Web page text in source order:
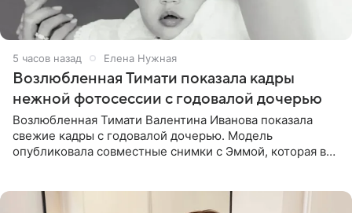
5 часов назад Елена Нужная
Возлюбленная Тимати показала кадры
нежной фотосессии с годовалой дочерью
Возлюбленная Тимати Валентина Иванова показала
свежие кадры с годовалой дочерью. Модель
опубликовала совместные снимки с Эммой, которая в